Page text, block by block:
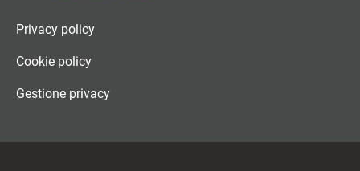
Privacy policy
Cookie policy
Gestione privacy